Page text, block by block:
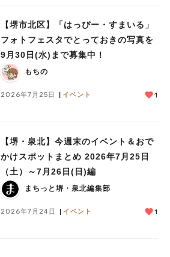
【堺市北区】「はっぴー・すまいる」
フォトフェスタでとっておきの写真を
9月30日(水)まで募集中！
もちの
2026年7月25日 イベント 1
【堺・泉北】今週末のイベント＆おで
かけスポットまとめ 2026年7月25日
（土）～7月26日(日)編
まちっと堺・泉北編集部
2026年7月24日 イベント 1